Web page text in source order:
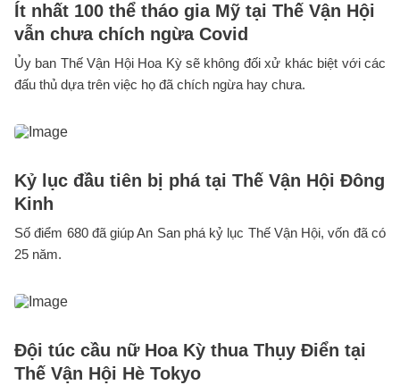
Ít nhất 100 thể tháo gia Mỹ tại Thế Vận Hội
vẫn chưa chích ngừa Covid
Ủy ban Thế Vận Hội Hoa Kỳ sẽ không đối xử khác biệt với các
đấu thủ dựa trên việc họ đã chích ngừa hay chưa.
Kỷ lục đầu tiên bị phá tại Thế Vận Hội Đông
Kinh
Số điểm 680 đã giúp An San phá kỷ lục Thế Vận Hội, vốn đã có
25 năm.
Đội túc cầu nữ Hoa Kỳ thua Thụy Điển tại
Thế Vận Hội Hè Tokyo